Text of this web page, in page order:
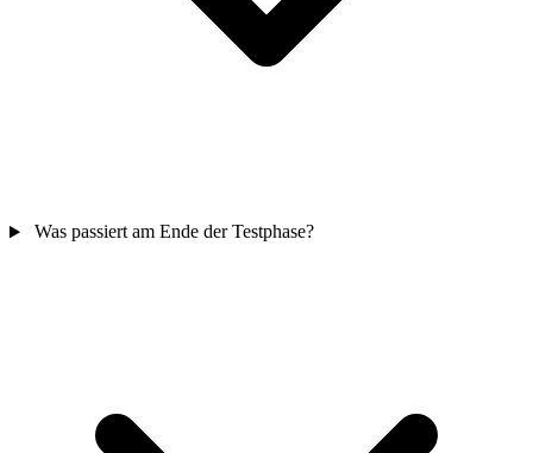
Was passiert am Ende der Testphase?